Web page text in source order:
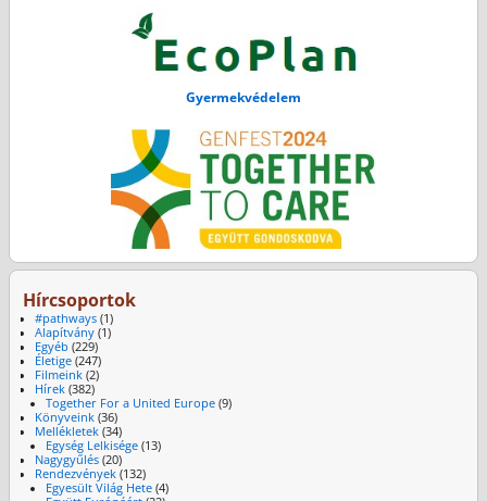
Gyermekvédelem
Hírcsoportok
#pathways(1)
Alapítvány(1)
Egyéb (229)
Életige(247)
Filmeink(2)
Hírek(382)
Together For a United Europe (9)
Könyveink(36)
Mellékletek(34)
Egység Lelkisége (13)
Nagygyűlés(20)
Rendezvények(132)
Egyesült Világ Hete (4)